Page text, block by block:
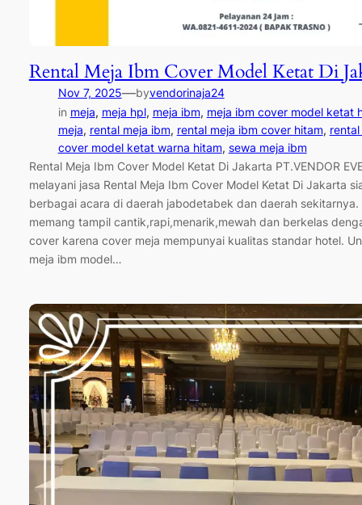
Rental Meja Ibm Cover Model Ketat Di
Nov 7, 2025—byvendorinaja24
in meja, meja hpl, meja ibm, meja ibm cover model ketat
meja, rental meja ibm, rental meja ibm cover hitam,
cover model ketat warna hitam, sewa meja ibm
Rental Meja Ibm Cover Model Ketat Di Jakarta PT.VENDOR
melayani jasa Rental Meja Ibm Cover Model Ketat Di Jakarta
berbagai acara di daerah jabodetabek dan daerah sekitarnya.
memang tampil cantik,rapi,menarik,mewah dan berkelas
cover karena cover meja mempunyai kualitas standar hotel.
meja ibm model…